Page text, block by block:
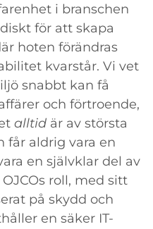
i branschen
för att skapa
hoten förändras
kvarstår. Vi vet
snabbt kan få
och förtroende,
alltid är av största
får aldrig vara en
en självklar del av
roll, med sitt
på skydd och
en säker IT-